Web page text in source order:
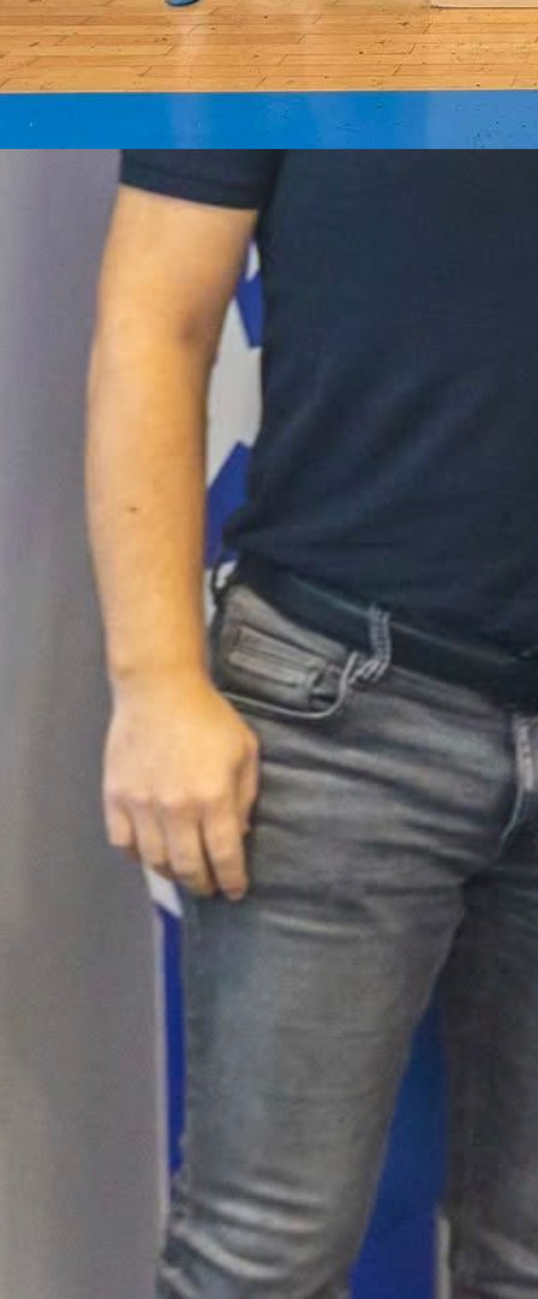
SASTANAK U BIHAĆU
Predstavnici Malonogometnog kluba
Cazina posjetili su danas premijera Unsko-
kantona Nijaza Hušića.
Rukovodstvo kluba je prezentovalo rezultate i
aktivnosti ovog kluba za predstojeći period.
U razgovoru sa premijerom Hušićem zanimali su se
pravce budućeg djelovanja kantonalne vlasti u
sporta i aktivnosti koje će biti usmjerene
omasovljenje bavljenja sportom na području
Kantona i podršku klubovima koji njeguju rad s
talentovanim sportašima i populariziraju
#MNK Bubamara #Nijaz Hušić